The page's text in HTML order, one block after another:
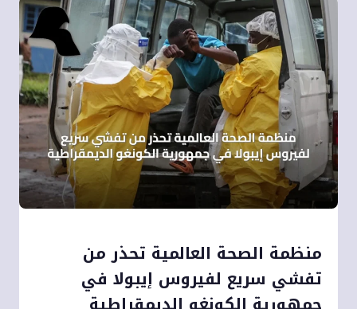
منظمة الصحة العالمية تحذر من
تفشي سريع لفيروس إيبولا في